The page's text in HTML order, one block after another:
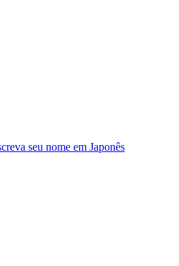
seu nome em Japonês